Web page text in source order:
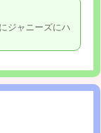
ジャニーズにハ